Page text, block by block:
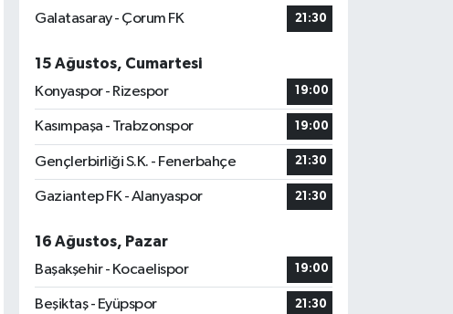
Galatasaray - Çorum FK
21:30
15 Ağustos, Cumartesi
Konyaspor - Rizespor
19:00
Kasımpaşa - Trabzonspor 19:00
Gençlerbirliği S.K. - Fenerbahçe 21:30
Gaziantep FK - Alanyaspor 21:30
16 Ağustos, Pazar
Başakşehir - Kocaelispor
19:00
Beşiktaş - Eyüpspor 21:30